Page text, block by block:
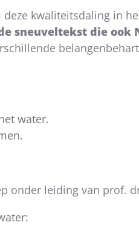
kwaliteitsdaling in
sneuveltekst die ook
water.
onder leiding van prof.